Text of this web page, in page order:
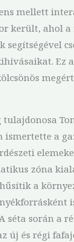
mellett
került, ahol
segítségével
Ez
tulajdonosa
ismertette a
zóna
a
séta során a
új és régi